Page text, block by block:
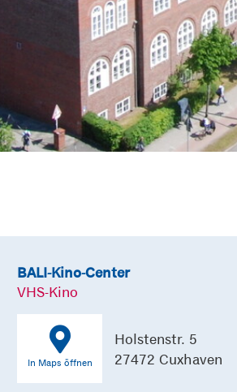
BALI-Kino-Center
VHS-Kino
In Maps öffnen
Holstenstr. 5
27472 Cuxhaven